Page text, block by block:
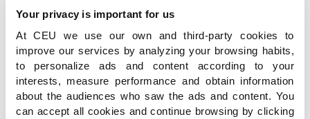
Your privacy is important for us
At CEU we use our own and third-party cookies to
improve our services by analyzing your browsing habits,
to personalize ads and content according to your
interests, measure performance and obtain information
about the audiences who saw the ads and content. You
can accept all cookies and continue browsing by clicking
El pasado 28 de noviembre, el alumnado del
segundo ciclo de E.I. acudió al colegio
Marianistas donde pudo disfrutar de la obra de
teatro titulada “La cigarra y la hormiga”.
Los más pequeños no sólo quedaron